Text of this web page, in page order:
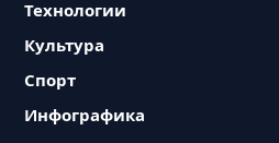
Технологии
Культура
Спорт
Инфографика